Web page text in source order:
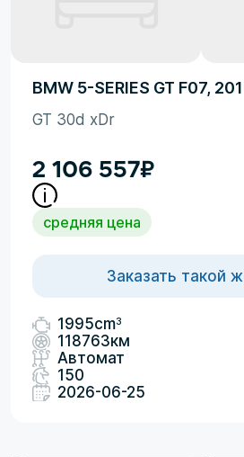
BMW 5-SERIES GT F07,
GT 30d xDr
2 106 557₽
средняя цена
Заказать такой
1995cm3
118763км
Автомат
150
2026-06-25